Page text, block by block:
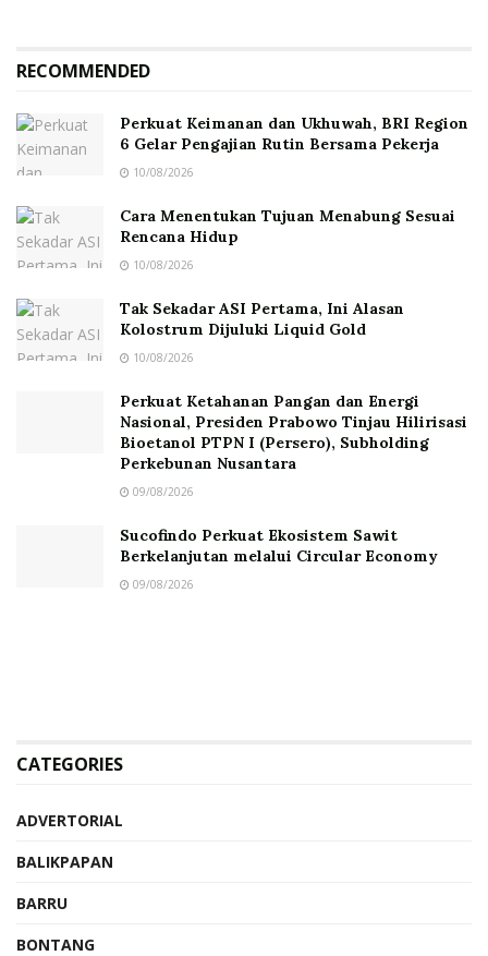
RECOMMENDED
Perkuat Keimanan dan Ukhuwah, BRI Region
6 Gelar Pengajian Rutin Bersama Pekerja
10/08/2026
Cara Menentukan Tujuan Menabung Sesuai
Rencana Hidup
10/08/2026
Tak Sekadar ASI Pertama, Ini Alasan
Kolostrum Dijuluki Liquid Gold
10/08/2026
Perkuat Ketahanan Pangan dan Energi
Nasional, Presiden Prabowo Tinjau Hilirisasi
Bioetanol PTPN I (Persero), Subholding
Perkebunan Nusantara
09/08/2026
Sucofindo Perkuat Ekosistem Sawit
Berkelanjutan melalui Circular Economy
09/08/2026
CATEGORIES
ADVERTORIAL
BALIKPAPAN
BARRU
BONTANG